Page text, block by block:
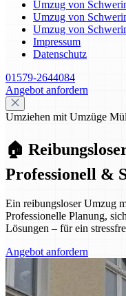
Umzug von
Umzug von
Umzug von
Impressum
Datenschutz
01579-2644084
Angebot anfordern
Umziehen mit Umzüge
🏠
Professionell &
Ein reibungsloser Umzug
Professionelle Planung,
Lösungen – für ein
Angebot anfordern